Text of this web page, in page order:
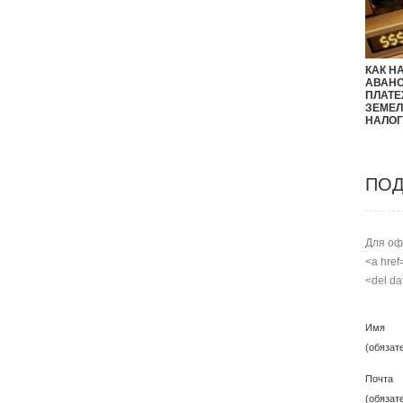
КАК
Для
<a
<del
Имя
Почта